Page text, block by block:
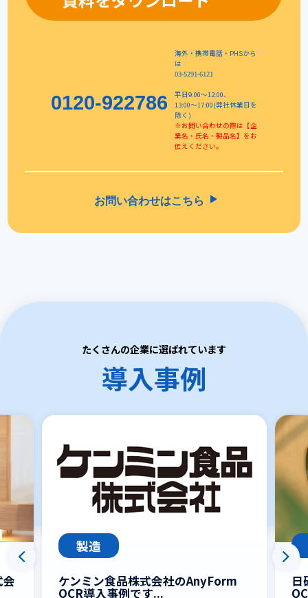
0120-922786
海外・携帯電話・PHSから
は
03-5291-6121
平日9:00〜12:00、
13:00〜17:00(弊社休業日を
除く)
※お問い合わせの際は【企
業名・氏名・製品名】をお
伝えください。
お問い合わせはこちら
たくさんの企業に選ばれています
導入事例
製造
ケンミン食品株式会社のAnyForm
OCR導入事例です...
日